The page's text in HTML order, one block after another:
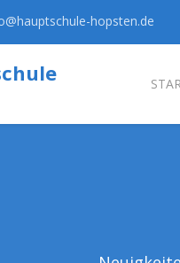
hopsten.de